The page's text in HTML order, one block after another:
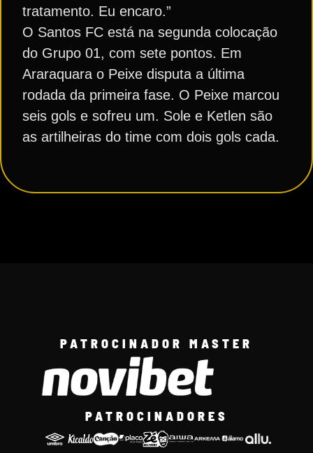
tratamento. Eu encaro.”
O Santos FC está na segunda colocação
do Grupo 01, com sete pontos. Em
Araraquara o Peixe disputa a última
rodada da primeira fase. O Peixe marcou
seis gols e sofreu um. Sole e Ketlen são
as artilheiras do time com dois gols cada.
PATROCINADOR MASTER
PATROCINADORES